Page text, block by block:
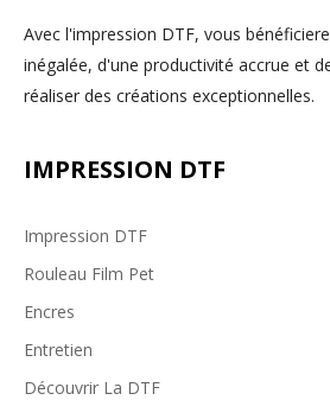
Avec l'impression DTF, vous
inégalée, d'une productivité accrue et
réaliser des créations exceptionnelles.
IMPRESSION DTF
Impression DTF
Rouleau Film Pet
Encres
Entretien
Découvrir La DTF